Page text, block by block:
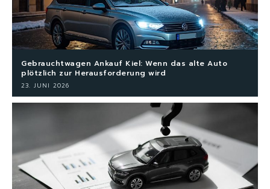
Gebrauchtwagen Ankauf Kiel: Wenn das alte Auto
plötzlich zur Herausforderung wird
23. JUNI 2026